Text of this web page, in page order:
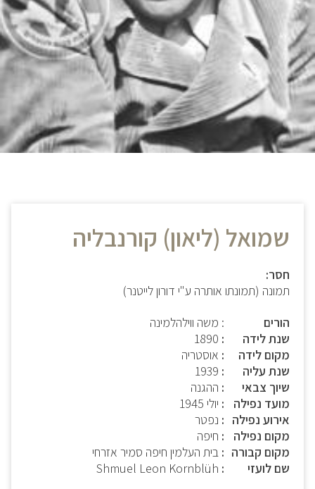
שמואל (ליאון) קורנבליה
חסר:
תמונה (תמונתו אותרה ע"י דורון לייטנר)
הורים
: משה ווילהלמינה
שנת לידה
1890
מקום לידה
אוסטריה
שנת עליה
1939
שיוך צבאי
ההגנה
מועד נפילה
יולי 1945
אירוע נפילה
נפטר
מקום נפילה
חיפה
מקום קבורה
בית העלמין חיפה סמיר אזרחי
שם לועזי
Shmuel Leon Kornblüh